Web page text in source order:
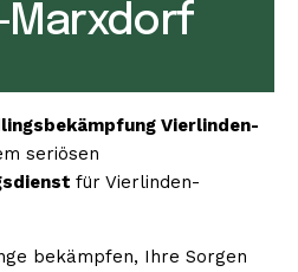
Marxdorf
Vierlinden-
seriösen
für Vierlinden-
bekämpfen, Ihre Sorgen